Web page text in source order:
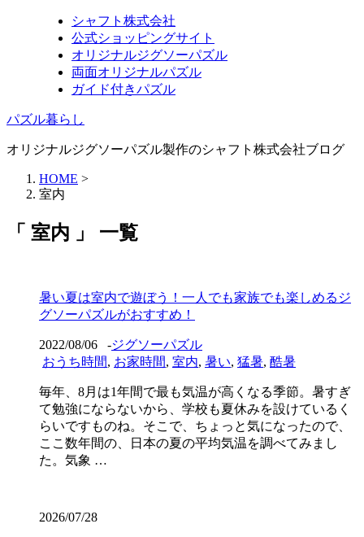
シャフト株式会社
公式ショッピングサイト
オリジナルジグソーパズル
両面オリジナルパズル
ガイド付きパズル
パズル暮らし
オリジナルジグソーパズル製作のシャフト株式会社ブログ
HOME >
室内
「 室内 」 一覧
暑い夏は室内で遊ぼう！一人でも家族でも楽しめるジ
グソーパズルがおすすめ！
2022/08/06 -ジグソーパズル
おうち時間, お家時間, 室内, 暑い, 猛暑, 酷暑
毎年、8月は1年間で最も気温が高くなる季節。暑すぎ
て勉強にならないから、学校も夏休みを設けているく
らいですものね。そこで、ちょっと気になったので、
ここ数年間の、日本の夏の平均気温を調べてみまし
た。気象 …
2026/07/28